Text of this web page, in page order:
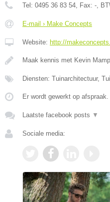
Tel: 0495 36 83 54, Fax: -,
E-mail › Make Concepts
Website: http://
Maak kennis met Kevin
Diensten: Tuinarchitectuur,
Er wordt gewerkt op afspraak.
Laatste facebook posts ▼
Sociale media: